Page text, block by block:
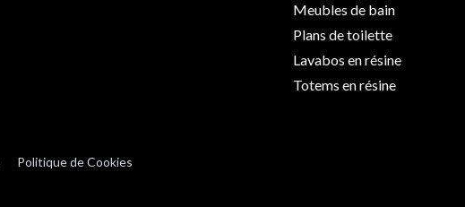
Meubles de bain
Plans de toilette
Lavabos en résine
Totems en résine
Politique de Cookies